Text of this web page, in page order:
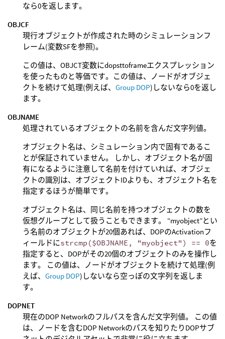
なら0を返します。
OBJCF
現行オブジェクトが作成された時のシミュレーションフ
レーム(変数SFを参照)。
この値は、OBJCT変数にdopsttoframeエクスプレッション
を使ったものと等価です。この値は、ノードがオブジェ
クトを続けて処理(例えば、 Group DOP)しないなら0を返し
ます。
OBJNAME
処理されているオブジェクトの名前を含んだ文字列値。
オブジェクト名は、シミュレーション内で固有であるこ
とが保証されていません。 しかし、オブジェクト名が固
有になるように注意して名前を付けていれば、オブジェ
クトの識別は、オブジェクトIDよりも、オブジェクト名を
指定するほうが簡単です。
オブジェクト名は、同じ名前を持つオブジェクトの数を
仮想グループとして扱うこともできます。 “myobject”とい
う名前のオブジェクトが20個あれば、DOPのActivationフ
ィールドにstrcmp($OBJNAME, "myobject") == 0を
指定すると、DOPがその20個のオブジェクトのみを操作し
ます。 この値は、ノードがオブジェクトを続けて処理(例
えば、 Group DOP)しないなら空っぽの文字列を返しま
す。
DOPNET
現在のDOP Networkのフルパスを含んだ文字列値。 この値
は、ノードを含むDOP Networkのパスを知りたりDOPサブ